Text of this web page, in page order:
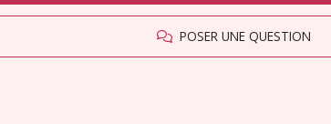
POSER UNE QUESTION